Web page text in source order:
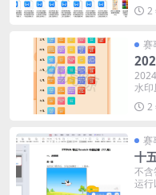
2
赛
水印
2
赛
十
不含
运行